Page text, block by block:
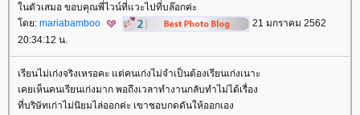
นตัวเสมอ ขอบคุณพี่ไวน์ที่แวะไปที่บล๊อกค่ะ
ดย: mariabamboo
21 มกราคม 2562
20:34:12 น.
เรียนไม่เก่งจริงเหรอคะ แต่คนเก่งไม่จำเป็นต้องเรียนเก่งเนาะ
เคยเห็นคนเรียนเก่งมาก พอถึงเวลาทำงานกลับทำไม่ได้เรื่อง
ที่บริษัทเก่าไม่นิยมไล่ออกค่ะ เขาชอบกดดันให้ออกเอง